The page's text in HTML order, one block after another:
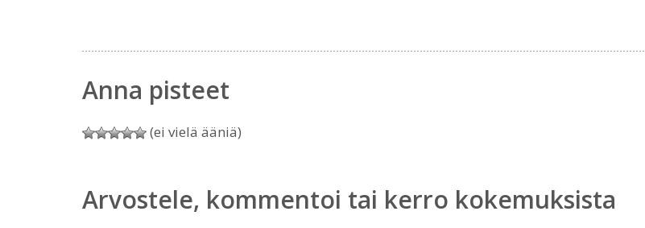
Anna pisteet
(ei vielä ääniä)
Arvostele, kommentoi tai kerro kokemuksista